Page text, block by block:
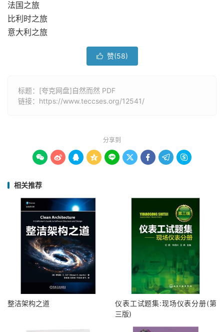
法国之旅
比利时之旅
意大利之旅
 赞(58)
标题：[夸克网盘]自然而然 PDF
链接： https://www.teccses.org/12541/
分享到
        
相关推荐
整洁架构之道
仪表工试题集:现场仪表分册(第
三版)